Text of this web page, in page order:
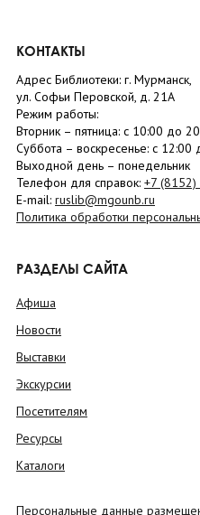
КОНТАКТЫ
Адрес Библиотеки: г. Мурманск,
ул. Софьи Перовской, д. 21А
Режим работы:
Вторник – пятница: с 10:00 до
Суббота – воскресенье: c 12:00
Выходной день – понедельник
Телефон для справок: +7 (8152)
E-mail: ruslib@mgounb.ru
Политика обработки
РАЗДЕЛЫ САЙТА
Афиша
Новости
Выставки
Экскурсии
Посетителям
Ресурсы
Каталоги
Персональные данные